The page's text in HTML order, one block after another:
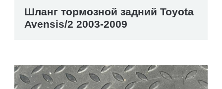
Шланг тормозной задний Toyota
Avensis/2 2003-2009